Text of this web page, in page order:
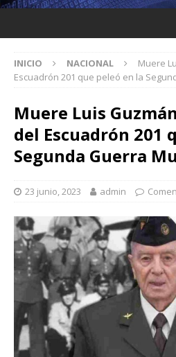
INICIO NACIONAL
Muere
Escuadrón 201 que peleó en la
Muere Luis
del Escuadrón 201
Segunda Guerra
23 junio, 2023 admin